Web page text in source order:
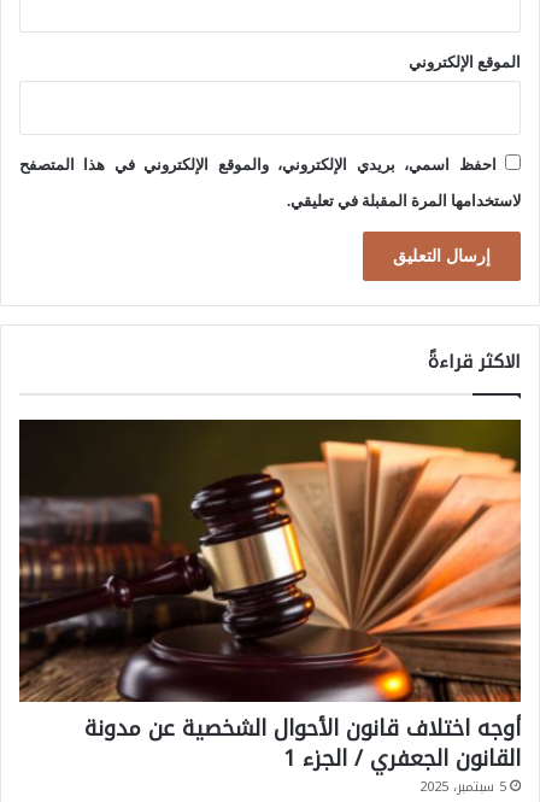
الموقع الإلكتروني
احفظ اسمي، بريدي الإلكتروني، والموقع الإلكتروني في هذا المتصفح
لاستخدامها المرة المقبلة في تعليقي.
الاكثر قراءةً
أوجه اختلاف قانون الأحوال الشخصية عن مدونة
القانون الجعفري / الجزء 1
5 سبتمبر، 2025